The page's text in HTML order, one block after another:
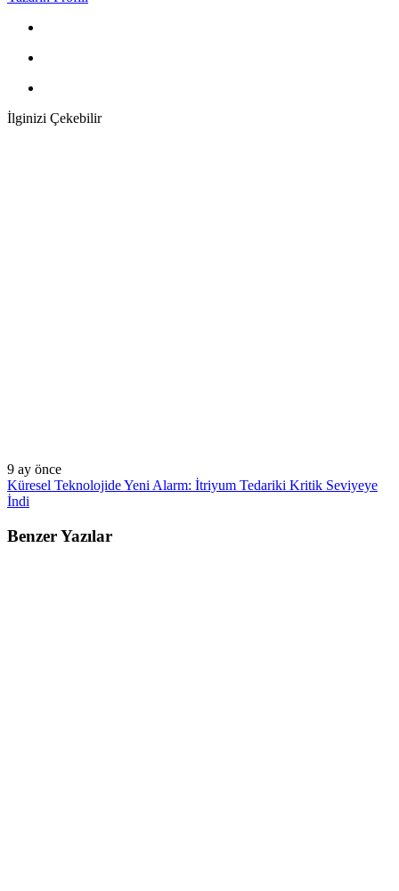
İlginizi Çekebilir
9 ay önce
Küresel Teknolojide Yeni Alarm: İtriyum Tedariki Kritik Seviyeye
İndi
Benzer Yazılar